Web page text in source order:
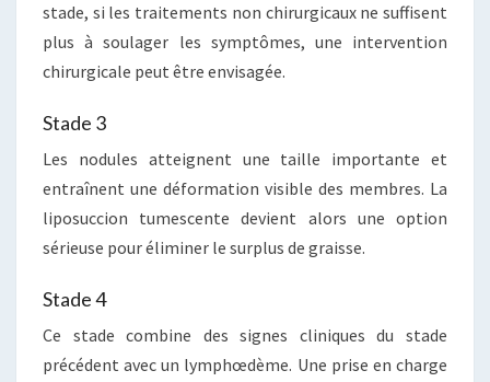
stade, si les traitements non chirurgicaux ne suffisent
plus à soulager les symptômes, une intervention
chirurgicale peut être envisagée.
Stade 3
Les nodules atteignent une taille importante et
entraînent une déformation visible des membres. La
liposuccion tumescente devient alors une option
sérieuse pour éliminer le surplus de graisse.
Stade 4
Ce stade combine des signes cliniques du stade
précédent avec un lymphœdème. Une prise en charge